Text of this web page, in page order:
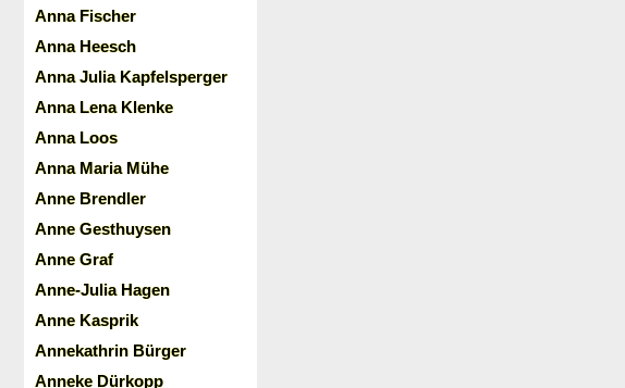
Anna Fischer
Anna Heesch
Anna Julia Kapfelsperger
Anna Lena Klenke
Anna Loos
Anna Maria Mühe
Anne Brendler
Anne Gesthuysen
Anne Graf
Anne-Julia Hagen
Anne Kasprik
Annekathrin Bürger
Anneke Dürkopp